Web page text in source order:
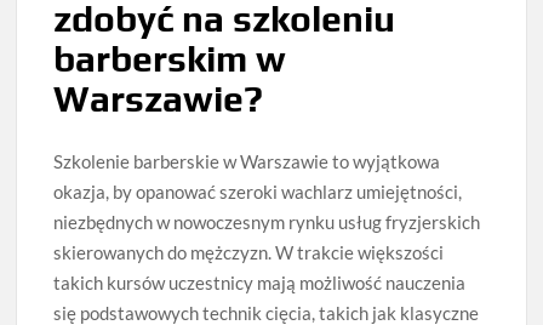
zdobyć na szkoleniu
barberskim w
Warszawie?
Szkolenie barberskie w Warszawie to wyjątkowa
okazja, by opanować szeroki wachlarz umiejętności,
niezbędnych w nowoczesnym rynku usług fryzjerskich
skierowanych do mężczyzn. W trakcie większości
takich kursów uczestnicy mają możliwość nauczenia
się podstawowych technik cięcia, takich jak klasyczne